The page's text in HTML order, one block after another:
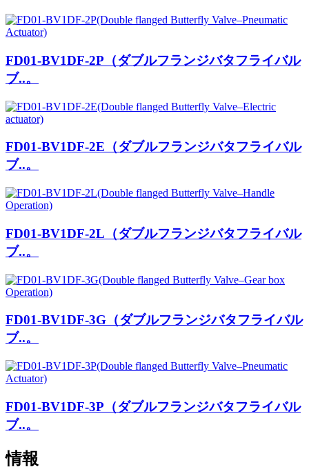
FD01-BV1DF-2P（ダブルフランジバタフライバル
ブ..。
FD01-BV1DF-2E（ダブルフランジバタフライバル
ブ..。
FD01-BV1DF-2L（ダブルフランジバタフライバル
ブ..。
FD01-BV1DF-3G（ダブルフランジバタフライバル
ブ..。
FD01-BV1DF-3P（ダブルフランジバタフライバル
ブ..。
情報